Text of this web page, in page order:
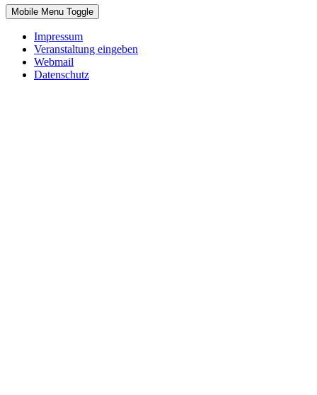
Mobile Menu Toggle
Impressum
Veranstaltung eingeben
Webmail
Datenschutz